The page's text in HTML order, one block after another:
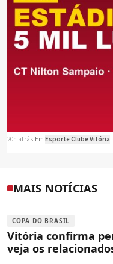
20h atrás Em Esporte Clube Vitória
MAIS NOTÍCIAS
COPA DO BRASIL
Vitória confirma
veja os